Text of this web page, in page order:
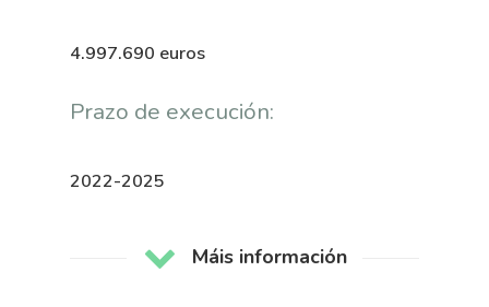
4.997.690 euros
Prazo de execución:
2022-2025
Máis información